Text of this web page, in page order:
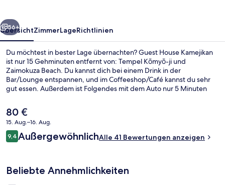
Traditional-Vierbettzimmer
Weiter
56+
ÜbersichtZimmerLageRichtlinien
Du möchtest in bester Lage übernachten? Guest House Kamejikan
ist nur 15 Gehminuten entfernt von: Tempel Kōmyō-ji und
Zaimokuza Beach. Du kannst dich bei einem Drink in der
Bar/Lounge entspannen, und im Coffeeshop/Café kannst du sehr
gut essen. Außerdem ist Folgendes mit dem Auto nur 5 Minuten
Der
aktuelle
Preis
beträgt
80 €
15. Aug.–16. Aug.
Bewertungen
9,49,4 von 10.
AußergewöhnlichAlle 41 Bewertungen anzeigen
Beliebte Annehmlichkeiten